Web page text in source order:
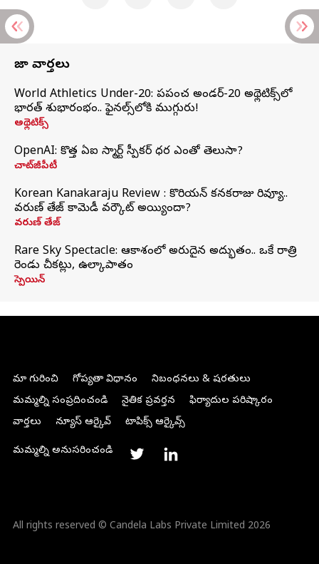
తాజా వార్తలు
World Athletics Under-20: ప్రపంచ అండర్-20 అథ్లెటిక్స్‌లో
భారత్‌ శుభారంభం.. ఫైనల్స్‌లోకి ముగ్గురు!
అథ్లెటిక్స్
OpenAI: కొత్త ఏఐ స్మార్ట్ స్పీకర్ ధర ఎంతో తెలుసా?
చాట్‌జీపీటీ
Korean Kanakaraju Review : కొరియన్ కనకరాజు రివ్యూ..
వరుణ్ తేజ్ కామెడీ వర్కౌట్ అయ్యిందా?
వరుణ్ తేజ్
Rare Sky Spectacle: ఆకాశంలో అరుదైన అద్భుతం.. ఒకే రాత్రి
రెండు చీకట్లు, ఉల్కాపాతం
స్పెయిన్
మా గురించి గోప్యతా విధానం
నిబంధనలు & షరతులు
మమ్మల్ని సంప్రదించండి
నైతిక ప్రవర్తన
ఫిర్యాదుల పరిష్కారం
వార్తలు
న్యూస్ ఆర్కైవ్ టాపిక్స్ ఆర్కైవ్స్
మమ్మల్ని అనుసరించండి
All rights reserved © Candela Labs Private Limited 2026